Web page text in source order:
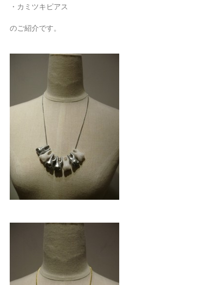
・カミツキピアス
のご紹介です。